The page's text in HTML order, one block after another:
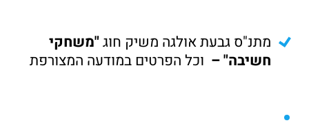
מתנ"ס גבעת אולגה משיק חוג"משחקי
חשיבה" – וכל הפרטים במודעה המצורפת
ירושלים